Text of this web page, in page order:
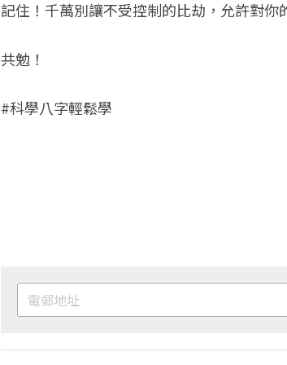
記住！千萬別讓不受控制的比劫，允許對你
共勉！
#科學八字輕鬆學